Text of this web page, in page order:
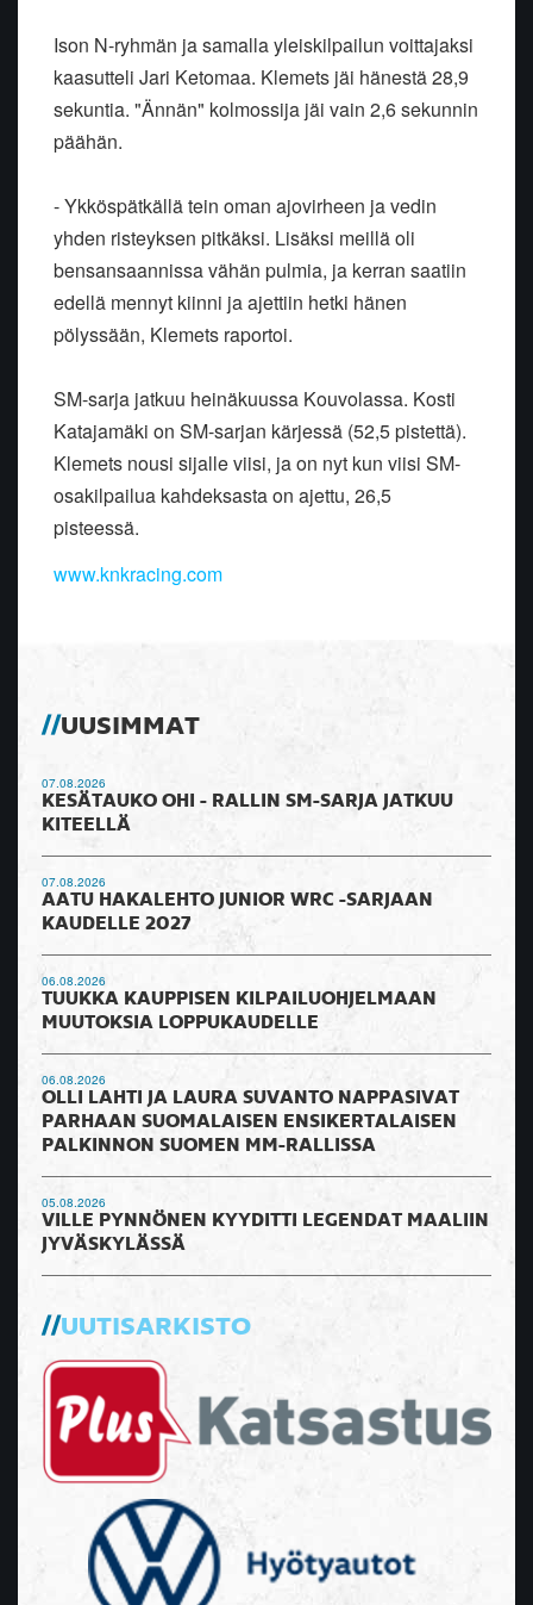
Ison N-ryhmän ja samalla yleiskilpailun voittajaksi
kaasutteli Jari Ketomaa. Klemets jäi hänestä 28,9
sekuntia. "Ännän" kolmossija jäi vain 2,6 sekunnin
päähän.
- Ykköspätkällä tein oman ajovirheen ja vedin
yhden risteyksen pitkäksi. Lisäksi meillä oli
bensansaannissa vähän pulmia, ja kerran saatiin
edellä mennyt kiinni ja ajettiin hetki hänen
pölyssään, Klemets raportoi.
SM-sarja jatkuu heinäkuussa Kouvolassa. Kosti
Katajamäki on SM-sarjan kärjessä (52,5 pistettä).
Klemets nousi sijalle viisi, ja on nyt kun viisi SM-
osakilpailua kahdeksasta on ajettu, 26,5
pisteessä.
www.knkracing.com
UUSIMMAT
07.08.2026
KESÄTAUKO OHI - RALLIN SM-SARJA JATKUU
KITEELLÄ
07.08.2026
AATU HAKALEHTO JUNIOR WRC -SARJAAN
KAUDELLE 2027
06.08.2026
TUUKKA KAUPPISEN KILPAILUOHJELMAAN
MUUTOKSIA LOPPUKAUDELLE
06.08.2026
OLLI LAHTI JA LAURA SUVANTO NAPPASIVAT
PARHAAN SUOMALAISEN ENSIKERTALAISEN
PALKINNON SUOMEN MM-RALLISSA
05.08.2026
VILLE PYNNÖNEN KYYDITTI LEGENDAT MAALIIN
JYVÄSKYLÄSSÄ
UUTISARKISTO